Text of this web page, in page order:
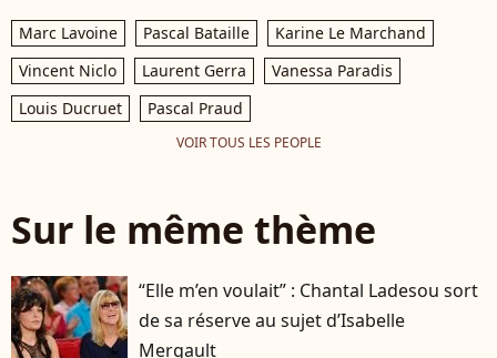
Marc Lavoine Pascal Bataille
Karine Le Marchand
Vincent Niclo
Laurent Gerra
Vanessa Paradis
Louis Ducruet
Pascal Praud
VOIR TOUS LES PEOPLE
Sur le même thème
“Elle m’en voulait” : Chantal Ladesou sort
de sa réserve au sujet d’Isabelle
Mergault